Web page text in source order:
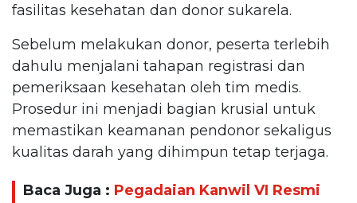
fasilitas kesehatan dan donor sukarela.
Sebelum melakukan donor, peserta terlebih
dahulu menjalani tahapan registrasi dan
pemeriksaan kesehatan oleh tim medis.
Prosedur ini menjadi bagian krusial untuk
memastikan keamanan pendonor sekaligus
kualitas darah yang dihimpun tetap terjaga.
Baca Juga : Pegadaian Kanwil VI Resmi